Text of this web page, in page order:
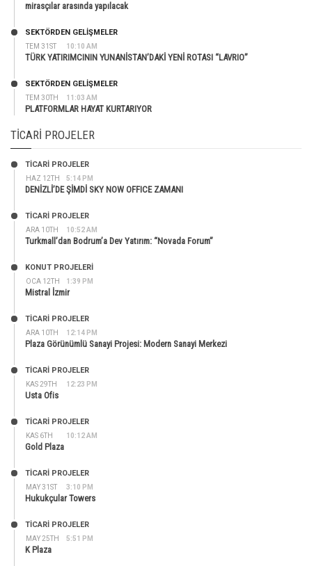
mirasçılar arasında yapılacak
TEM 31ST 10:10 AM
SEKTÖRDEN GELIŞMELER
TÜRK YATIRIMCININ YUNANİSTAN’DAKİ YENİ ROTASI “LAVRIO”
TEM 30TH 11:03 AM
SEKTÖRDEN GELIŞMELER
PLATFORMLAR HAYAT KURTARIYOR
TICARI PROJELER
HAZ 12TH 5:14 PM
TİCARİ PROJELER
DENİZLİ’DE ŞİMDİ SKY NOW OFFICE ZAMANI
ARA 10TH 10:52 AM
TİCARİ PROJELER
Turkmall’dan Bodrum’a Dev Yatırım: “Novada Forum”
OCA 12TH 1:39 PM
KONUT PROJELERI
Mistral İzmir
ARA 10TH 12:14 PM
TİCARİ PROJELER
Plaza Görünümlü Sanayi Projesi: Modern Sanayi Merkezi
KAS 29TH 12:23 PM
TİCARİ PROJELER
Usta Ofis
KAS 6TH 10:12 AM
TİCARİ PROJELER
Gold Plaza
MAY 31ST 3:10 PM
TİCARİ PROJELER
Hukukçular Towers
MAY 25TH 5:51 PM
TİCARİ PROJELER
K Plaza